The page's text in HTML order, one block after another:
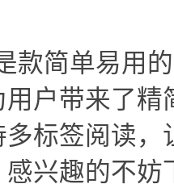
款简单易用
户带来了
标签阅读
兴趣的不妨